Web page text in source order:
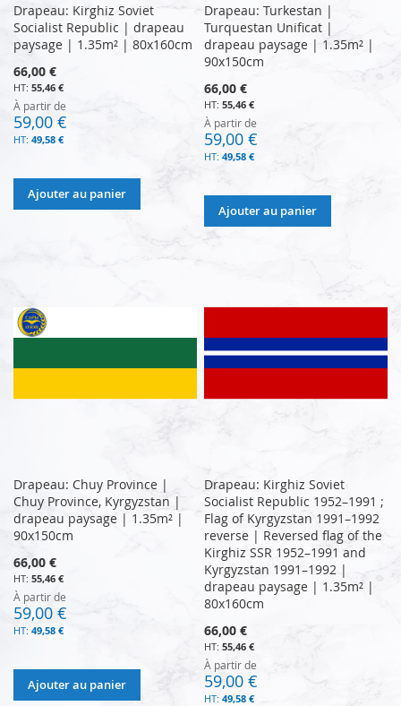
Drapeau: Kirghiz Soviet
Socialist Republic | drapeau
paysage | 1.35m² | 80x160cm
66,00 €
55,46 €
À partir de
59,00 €
49,58 €
Ajouter au panier
Drapeau: Turkestan |
Turquestan Unificat |
drapeau paysage | 1.35m² |
90x150cm
66,00 €
55,46 €
À partir de
59,00 €
49,58 €
Ajouter au panier
Drapeau: Chuy Province |
Chuy Province, Kyrgyzstan |
drapeau paysage | 1.35m² |
90x150cm
66,00 €
55,46 €
À partir de
59,00 €
49,58 €
Ajouter au panier
Drapeau: Kirghiz Soviet
Socialist Republic 1952–1991 ;
Flag of Kyrgyzstan 1991–1992
reverse | Reversed flag of the
Kirghiz SSR 1952–1991 and
Kyrgyzstan 1991–1992 |
drapeau paysage | 1.35m² |
80x160cm
66,00 €
55,46 €
À partir de
59,00 €
49,58 €